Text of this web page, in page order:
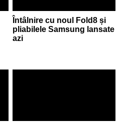
Întâlnire cu noul Fold8 și
pliabilele Samsung lansate
azi